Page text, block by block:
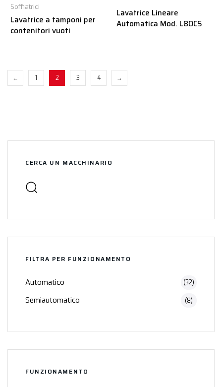
Soffiatrici
Lavatrice a tamponi per
contenitori vuoti
Lavatrice Lineare
Automatica Mod. L80CS
← 1 2 3 4 →
CERCA UN MACCHINARIO
FILTRA PER FUNZIONAMENTO
Automatico (32)
Semiautomatico (8)
FUNZIONAMENTO